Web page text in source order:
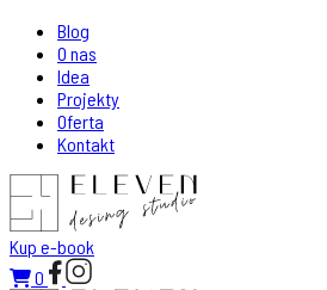
Blog
O nas
Idea
Projekty
Oferta
Kontakt
Kup e-book
0